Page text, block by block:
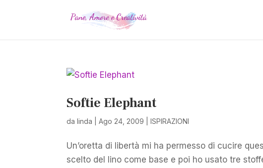
Softie Elephant
dalinda |Ago 24, 2009 |ISPIRAZIONI
Un’oretta di libertà mi ha permesso di cucire
scelto del lino come base e poi ho usato tre